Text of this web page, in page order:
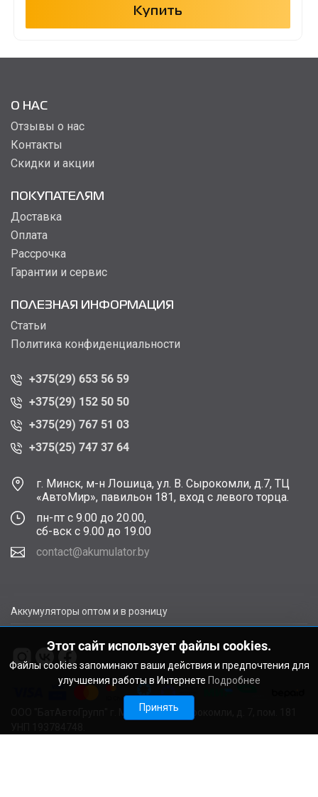
Купить
О НАС
Отзывы о нас
Контакты
Скидки и акции
ПОКУПАТЕЛЯМ
Доставка
Оплата
Рассрочка
Гарантии и сервис
ПОЛЕЗНАЯ ИНФОРМАЦИЯ
Статьи
Политика конфиденциальности
+375(29) 653 56 59
+375(29) 152 50 50
+375(29) 767 51 03
+375(25) 747 37 64
г. Минск, м-н Лошица, ул. В. Сырокомли, д.7, ТЦ
«АвтоМир», павильон 181, вход с левого торца.
пн-пт с 9.00 до 20.00,
сб-вск с 9.00 до 19.00
contact@akumulator.by
Аккумуляторы оптом и в розницу
ООО "БатАвтоГрупп" г. Минск, ул. В. Сырокомли, д. 7, пом. 181
Этот сайт использует файлы cookies.
Файлы cookies запоминают ваши действия и предпочтения для
улучшения работы в Интернете Подробнее
Принять